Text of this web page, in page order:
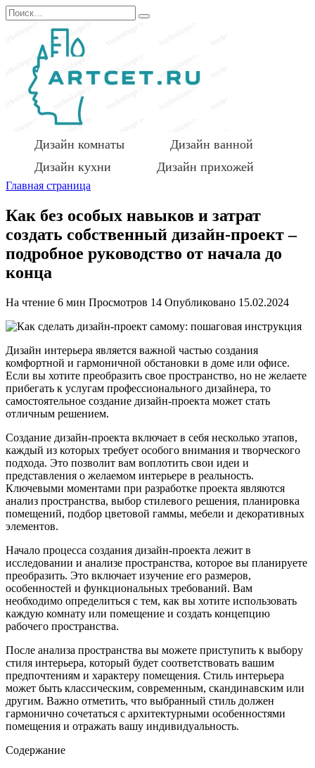
Перейти
к
содержанию
Search
for:
Дизайн комнаты
Дизайн ванной
Дизайн кухни
Дизайн прихожей
Главная страница
Как без особых навыков и затрат
создать собственный дизайн-проект –
подробное руководство от начала до
конца
На чтение 6 мин Просмотров 14 Опубликовано 15.02.2024
Дизайн интерьера является важной частью создания
комфортной и гармоничной обстановки в доме или офисе.
Если вы хотите преобразить свое пространство, но не желаете
прибегать к услугам профессионального дизайнера, то
самостоятельное создание дизайн-проекта может стать
отличным решением.
Создание дизайн-проекта включает в себя несколько этапов,
каждый из которых требует особого внимания и творческого
подхода. Это позволит вам воплотить свои идеи и
представления о желаемом интерьере в реальность.
Ключевыми моментами при разработке проекта являются
анализ пространства, выбор стилевого решения, планировка
помещений, подбор цветовой гаммы, мебели и декоративных
элементов.
Начало процесса создания дизайн-проекта лежит в
исследовании и анализе пространства, которое вы планируете
преобразить. Это включает изучение его размеров,
особенностей и функциональных требований. Вам
необходимо определиться с тем, как вы хотите использовать
каждую комнату или помещение и создать концепцию
рабочего пространства.
После анализа пространства вы можете приступить к выбору
стиля интерьера, который будет соответствовать вашим
предпочтениям и характеру помещения. Стиль интерьера
может быть классическим, современным, скандинавским или
другим. Важно отметить, что выбранный стиль должен
гармонично сочетаться с архитектурными особенностями
помещения и отражать вашу индивидуальность.
Содержание